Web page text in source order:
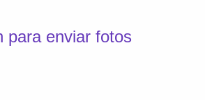
para enviar fotos